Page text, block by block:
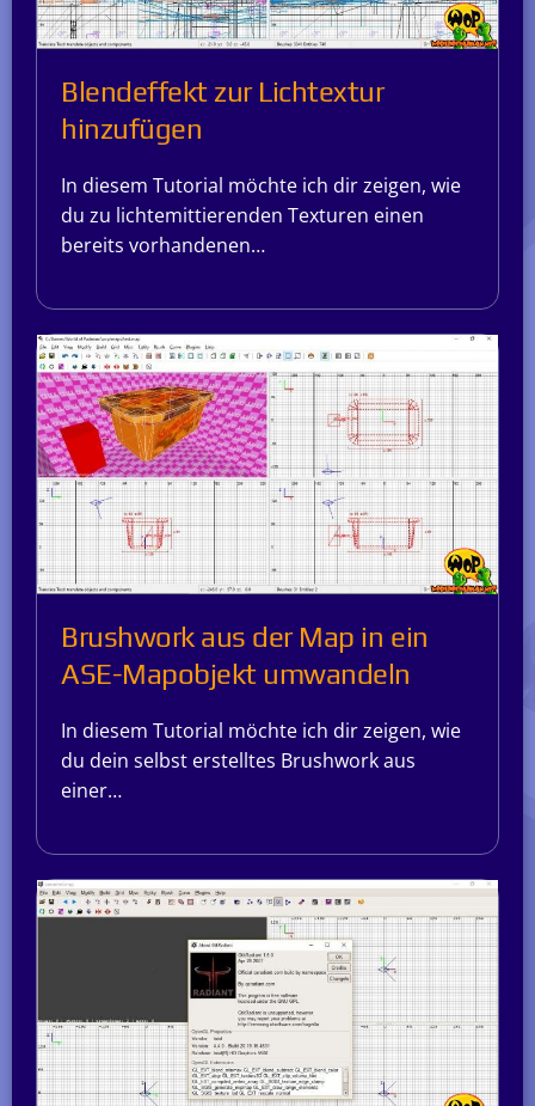
Blendeffekt zur Lichtextur
hinzufügen
In diesem Tutorial möchte ich dir zeigen, wie
du zu lichtemittierenden Texturen einen
bereits vorhandenen…
Brushwork aus der Map in ein
ASE-Mapobjekt umwandeln
In diesem Tutorial möchte ich dir zeigen, wie
du dein selbst erstelltes Brushwork aus
einer…